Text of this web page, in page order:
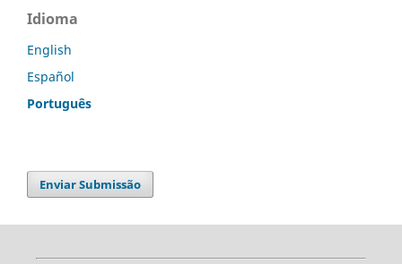
Idioma
English
Español
Português
Enviar Submissão